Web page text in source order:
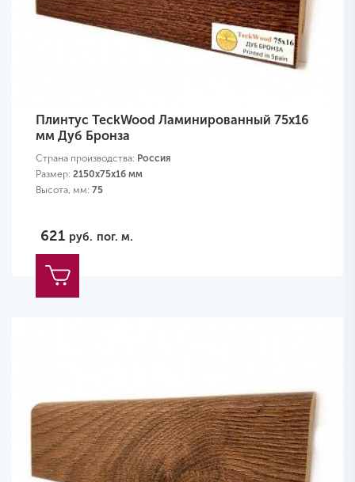
Плинтус TeckWood Ламинированный 75х16
мм Дуб Бронза
Страна производства: Россия
Размер: 2150х75х16 мм
Высота, мм: 75
621 руб. пог. м.